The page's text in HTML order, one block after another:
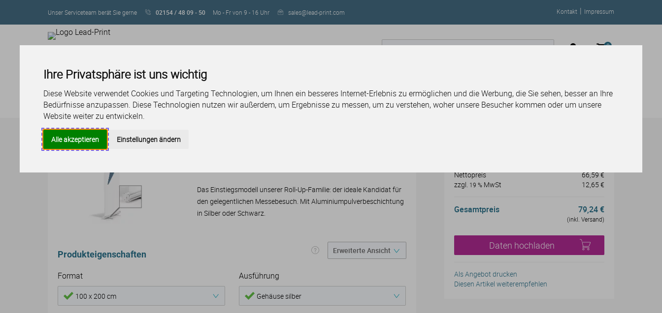
Ihre Privatsphäre ist uns wichtig
Diese Website verwendet Cookies und Targeting Technologien, um Ihnen ein besseres Internet-Erlebnis zu ermöglichen und die Werbung, die Sie sehen, besser an Ihre
Bedürfnisse anzupassen. Diese Technologien nutzen wir außerdem, um Ergebnisse zu messen, um zu verstehen, woher unsere Besucher kommen oder um unsere
Website weiter zu entwickeln.
Alle akzeptieren Einstellungen ändern
Unser Serviceteam berät Sie gerne 02154 / 48 09 - 50 Mo - Fr von 9 - 16 Uhr sales@lead-print.com Kontakt | Impressum
0
Produktübersicht Werbetechnik Roll Ups & Displays Roll-Up Basic, System inkl. Druck
Das Einstiegsmodell unserer Roll-Up-Familie: der ideale Kandidat für
den gelegentlichen Messebesuch. Mit Aluminiumpulverbeschichtung
in Silber oder Schwarz.
Produkteigenschaften
Format
100 x 200 cm
Ausführung
Gehäuse silber
Nettopreis
66,59 €
zzgl. 19 % MwSt 12,65 €
Gesamtpreis 79,24 €
(inkl. Versand)
Daten hochladen
Als Angebot drucken
Diesen Artikel weiterempfehlen